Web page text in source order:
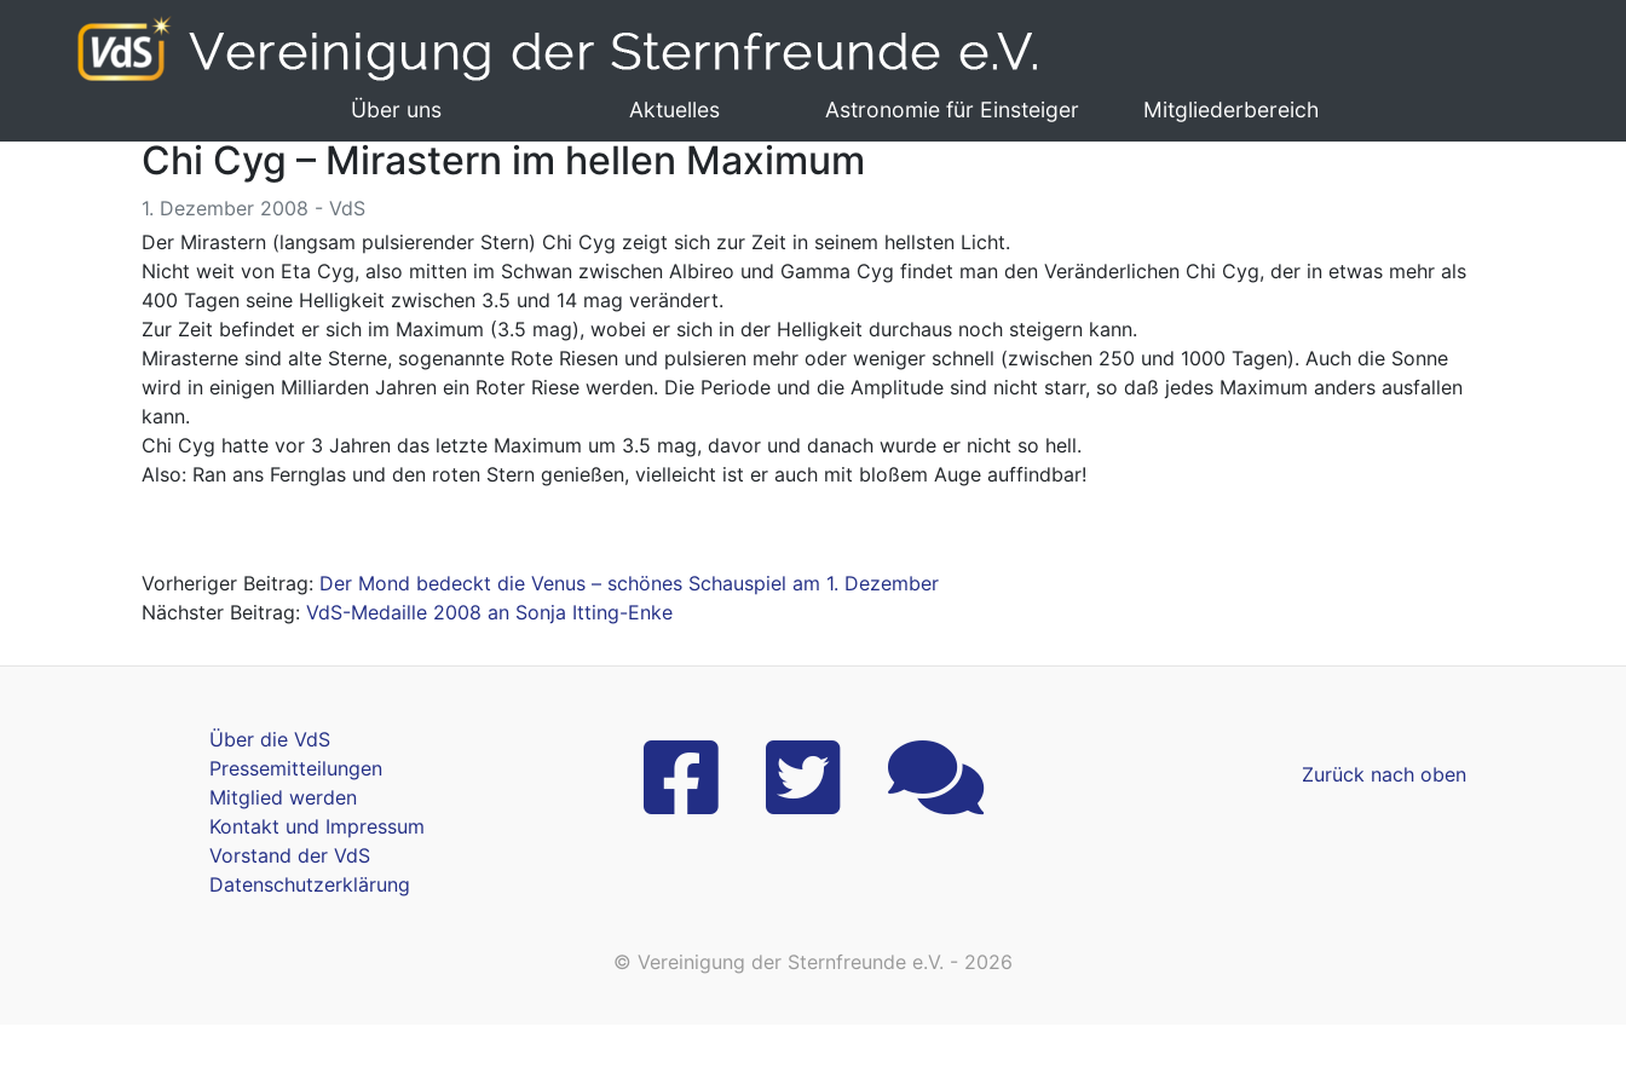
Über uns Aktuelles Astronomie für Einsteiger Mitgliederbereich
Chi Cyg – Mirastern im hellen Maximum
1. Dezember 2008 - VdS
Der Mirastern (langsam pulsierender Stern) Chi Cyg zeigt sich zur Zeit in seinem hellsten Licht.
Nicht weit von Eta Cyg, also mitten im Schwan zwischen Albireo und Gamma Cyg findet man den Veränderlichen Chi Cyg, der in etwas mehr als
400 Tagen seine Helligkeit zwischen 3.5 und 14 mag verändert.
Zur Zeit befindet er sich im Maximum (3.5 mag), wobei er sich in der Helligkeit durchaus noch steigern kann.
Mirasterne sind alte Sterne, sogenannte Rote Riesen und pulsieren mehr oder weniger schnell (zwischen 250 und 1000 Tagen). Auch die Sonne
wird in einigen Milliarden Jahren ein Roter Riese werden. Die Periode und die Amplitude sind nicht starr, so daß jedes Maximum anders ausfallen
kann.
Chi Cyg hatte vor 3 Jahren das letzte Maximum um 3.5 mag, davor und danach wurde er nicht so hell.
Also: Ran ans Fernglas und den roten Stern genießen, vielleicht ist er auch mit bloßem Auge auffindbar!
BeitragsnavigationDer Mond bedeckt die Venus – schönes Schauspiel am 1. Dezember
VdS-Medaille 2008 an Sonja Itting-Enke
Über die VdS
Pressemitteilungen
Mitglied werden
Kontakt und Impressum
Vorstand der VdS
Datenschutzerklärung
Zurück nach oben
© Vereinigung der Sternfreunde e.V. - 2026